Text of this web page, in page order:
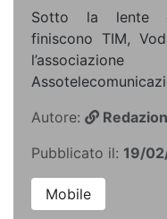
Sotto la lente
finiscono TIM,
Autore:
Pubblicato il: 19/
Mobile